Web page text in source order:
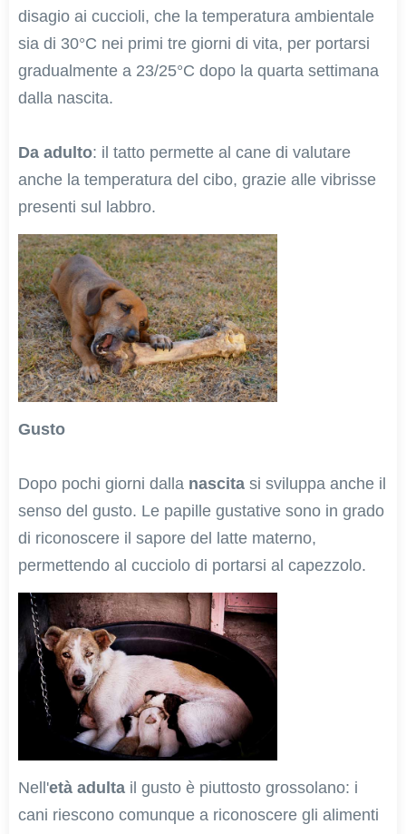
disagio ai cuccioli, che la temperatura ambientale
sia di 30°C nei primi tre giorni di vita, per portarsi
gradualmente a 23/25°C dopo la quarta settimana
dalla nascita.
Da adulto: il tatto permette al cane di valutare
anche la temperatura del cibo, grazie alle vibrisse
presenti sul labbro.
Gusto
Dopo pochi giorni dalla nascita si sviluppa anche il
senso del gusto. Le papille gustative sono in grado
di riconoscere il sapore del latte materno,
permettendo al cucciolo di portarsi al capezzolo.
Nell'età adulta il gusto è piuttosto grossolano: i
cani riescono comunque a riconoscere gli alimenti